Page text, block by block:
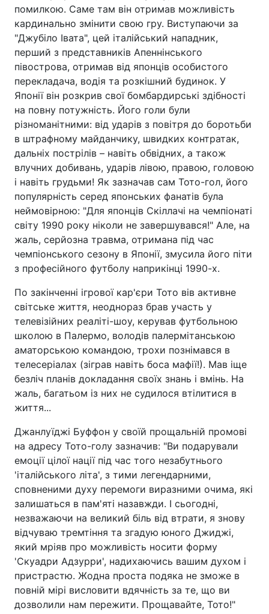
помилкою. Саме там він отримав можливість
кардинально змінити свою гру. Виступаючи за
"Джубіло Івата", цей італійський нападник,
перший з представників Апеннінського
півострова, отримав від японців особистого
перекладача, водія та розкішний будинок. У
Японії він розкрив свої бомбардирські здібності
на повну потужність. Його голи були
різноманітними: від ударів з повітря до боротьби
в штрафному майданчику, швидких контратак,
дальніх пострілів – навіть обвідних, а також
влучних добивань, ударів лівою, правою, головою
і навіть грудьми! Як зазначав сам Тото-гол, його
популярність серед японських фанатів була
неймовірною: "Для японців Скіллачі на чемпіонаті
світу 1990 року ніколи не завершувався!" Але, на
жаль, серйозна травма, отримана під час
чемпіонського сезону в Японії, змусила його піти
з професійного футболу наприкінці 1990-х.
По закінченні ігрової кар'єри Тото вів активне
світське життя, неоднораз брав участь у
телевізійних реаліті-шоу, керував футбольною
школою в Палермо, володів палермітанською
аматорською командою, трохи познімався в
телесеріалах (зіграв навіть боса мафії!). Мав іще
безліч планів докладання своїх знань і вмінь. На
жаль, багатьом із них не судилося втілитися в
життя...
Джанлуїджі Буффон у своїй прощальній промові
на адресу Тото-голу зазначив: "Ви подарували
емоції цілої нації під час того незабутнього
'італійського літа', з тими легендарними,
сповненими духу перемоги виразними очима, які
залишаться в пам'яті назавжди. І сьогодні,
незважаючи на великий біль від втрати, я знову
відчуваю тремтіння та згадую юного Джиджі,
який мріяв про можливість носити форму
'Скуадри Адзурри', надихаючись вашим духом і
пристрастю. Жодна проста подяка не зможе в
повній мірі висловити вдячність за те, що ви
дозволили нам пережити. Прощавайте, Тото!"